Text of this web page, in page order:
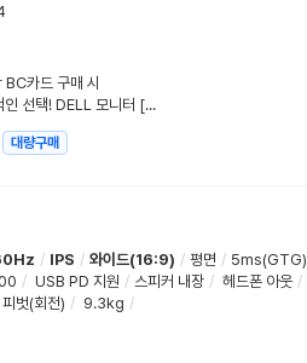
카드 구매 시
한때는 꿈의 모니터, 지금은 현실적인 선택! DELL 모니터 [라인업을 보자]
대량구매
/ IPS / 와이드(16:9) / 평면 / 5ms(GTG)
/ USB PD 지원 / 스피커 내장 / 헤드폰 아웃 /
피벗(회전) / 9.3kg /